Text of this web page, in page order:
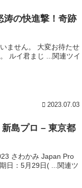
涛の快進撃！奇跡
ません。 大変お待たせ
ルイ君まじ ...関連ツイ
2023.07.03
島プロ – 東京都
さわかみ Japan Pro
日：5月29日( ...関連ツ